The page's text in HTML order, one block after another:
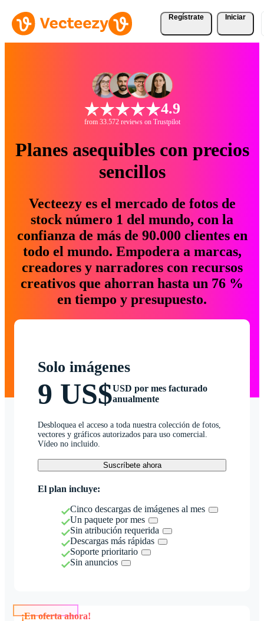
Regístrate Iniciar
4.9
from 33.572 reviews on Trustpilot
Planes asequibles con precios
sencillos
Vecteezy es el mercado de fotos de
stock número 1 del mundo, con la
confianza de más de 90.000 clientes en
todo el mundo. Empodera a marcas,
creadores y narradores con recursos
creativos que ahorran hasta un 76 %
en tiempo y presupuesto.
Solo imágenes
9 US$USD por mes facturado
anualmente
Desbloquea el acceso a toda nuestra colección de fotos,
vectores y gráficos autorizados para uso comercial.
Vídeo no incluido.
Suscríbete ahora
El plan incluye:
Cinco descargas de imágenes al mes
Un paquete por mes
Sin atribución requerida
Descargas más rápidas
Soporte prioritario
Sin anuncios